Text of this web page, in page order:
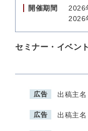
開催期間
2026
2026
セミナー・イベン
広告 出稿主名
広告 出稿主名